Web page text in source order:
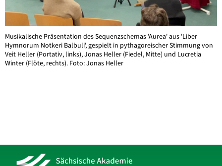
Musikalische Präsentation des Sequenzschemas 'Aurea' aus 'Liber
Hymnorum Notkeri Balbuli', gespielt in pythagoreischer Stimmung von
Veit Heller (Portativ, links), Jonas Heller (Fiedel, Mitte) und Lucretia
Winter (Flöte, rechts). Foto: Jonas Heller